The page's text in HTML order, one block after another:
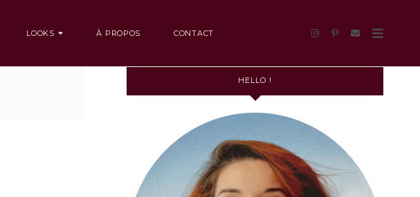
LOOKS À PROPOS CONTACT
HELLO !